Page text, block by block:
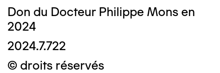
Don du Docteur Philippe Mons en
2024
2024.7.722
© droits réservés